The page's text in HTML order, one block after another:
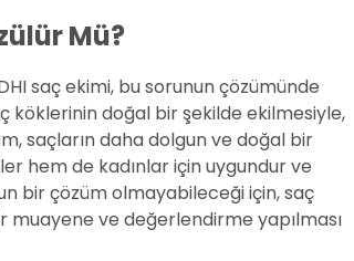
Mü?
saç ekimi, bu sorunun çözümünde
köklerinin doğal bir şekilde ekilmesiyle,
saçların daha dolgun ve doğal bir
hem de kadınlar için uygundur ve
bir çözüm olmayabileceği için, saç
ve değerlendirme yapılması